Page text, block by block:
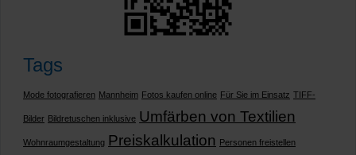
Tags
Mode fotografieren Mannheim Fotos kaufen online Für Sie im Einsatz TIFF-
Bilder Bildretuschen inklusive Umfärben von Textilien
Wohnraumgestaltung Preiskalkulation Personen freistellen